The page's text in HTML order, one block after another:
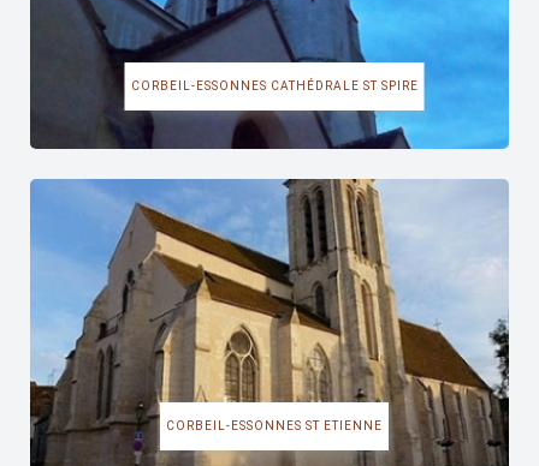
CORBEIL-ESSONNES CATHÉDRALE ST SPIRE
CORBEIL-ESSONNES ST ETIENNE